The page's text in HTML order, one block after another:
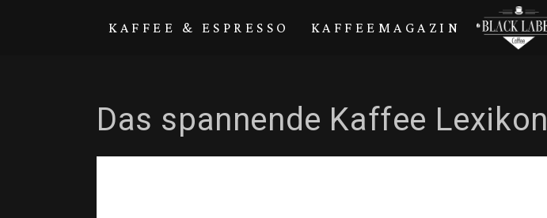
KAFFEE & ESPRESSO KAFFEEMAGAZIN
Das spannende Kaffee Lexikon